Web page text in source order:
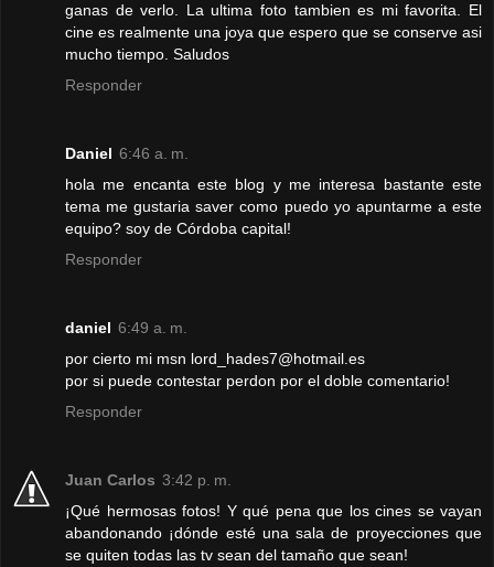
ganas de verlo. La ultima foto tambien es mi favorita. El
cine es realmente una joya que espero que se conserve asi
mucho tiempo. Saludos
Responder
Daniel 6:46 a. m.
hola me encanta este blog y me interesa bastante este
tema me gustaria saver como puedo yo apuntarme a este
equipo? soy de Córdoba capital!
Responder
daniel 6:49 a. m.
por cierto mi msn lord_hades7@hotmail.es
por si puede contestar perdon por el doble comentario!
Responder
Juan Carlos 3:42 p. m.
¡Qué hermosas fotos! Y qué pena que los cines se vayan
abandonando ¡dónde esté una sala de proyecciones que
se quiten todas las tv sean del tamaño que sean!